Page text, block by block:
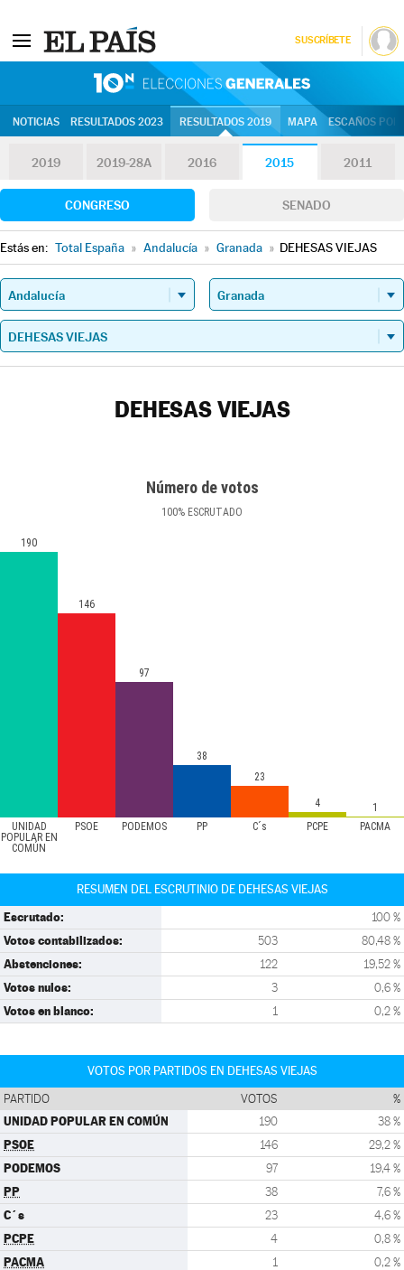
SUSCRÍBETE
NOTICIAS RESULTADOS 2023 RESULTADOS 2019 MAPA ESCAÑOS
2019 2019-28A 2016 2015 2011
CONGRESO SENADO
Estás en: Total España » Andalucía » Granada » DEHESAS VIEJAS
DEHESAS VIEJAS
Número de votos
100% ESCRUTADO
UNIDAD
POPULAR EN
COMÚN
PSOE PODEMOS PP C´s PCPE PACMA
190
146
97
38
23
4 1
RESUMEN DEL ESCRUTINIO DE DEHESAS VIEJAS
Escrutado: 100 %
Votos contabilizados: 503 80,48 %
Abstenciones: 122 19,52 %
Votos nulos: 3 0,6 %
Votos en blanco: 1 0,2 %
VOTOS POR PARTIDOS EN DEHESAS VIEJAS
PARTIDO VOTOS %
UNIDAD POPULAR EN COMÚN 190 38 %
PSOE 146 29,2 %
PODEMOS 97 19,4 %
PP 38 7,6 %
C´s 23 4,6 %
PCPE 4 0,8 %
PACMA 1 0,2 %